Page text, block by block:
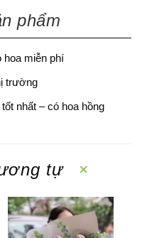
phẩm
hoa miễn phí
trường
nhất – có hoa hồng
tự